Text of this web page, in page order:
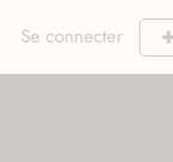
Se connecter